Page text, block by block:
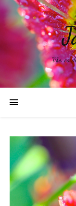
Vše, co